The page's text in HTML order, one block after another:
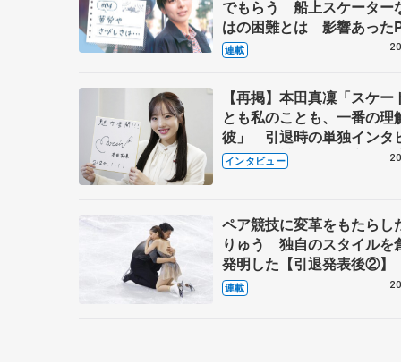
でもらう 船上スケーター
はの困難とは 影響あった
キャプテン松永さんの存在
連載
【再掲】本田真凜「スケー
とも私のことも、一番の理
彼」 引退時の単独インタ
で語った競技人生や家族、
これからの夢…
インタビュー
ペア競技に変革をもたらし
りゅう 独自のスタイルを
発明した【引退発表後②】
連載